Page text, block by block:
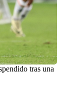
tras una